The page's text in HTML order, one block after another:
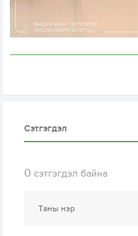
Сэтгэгдэл
0 сэтгэгдэл байна